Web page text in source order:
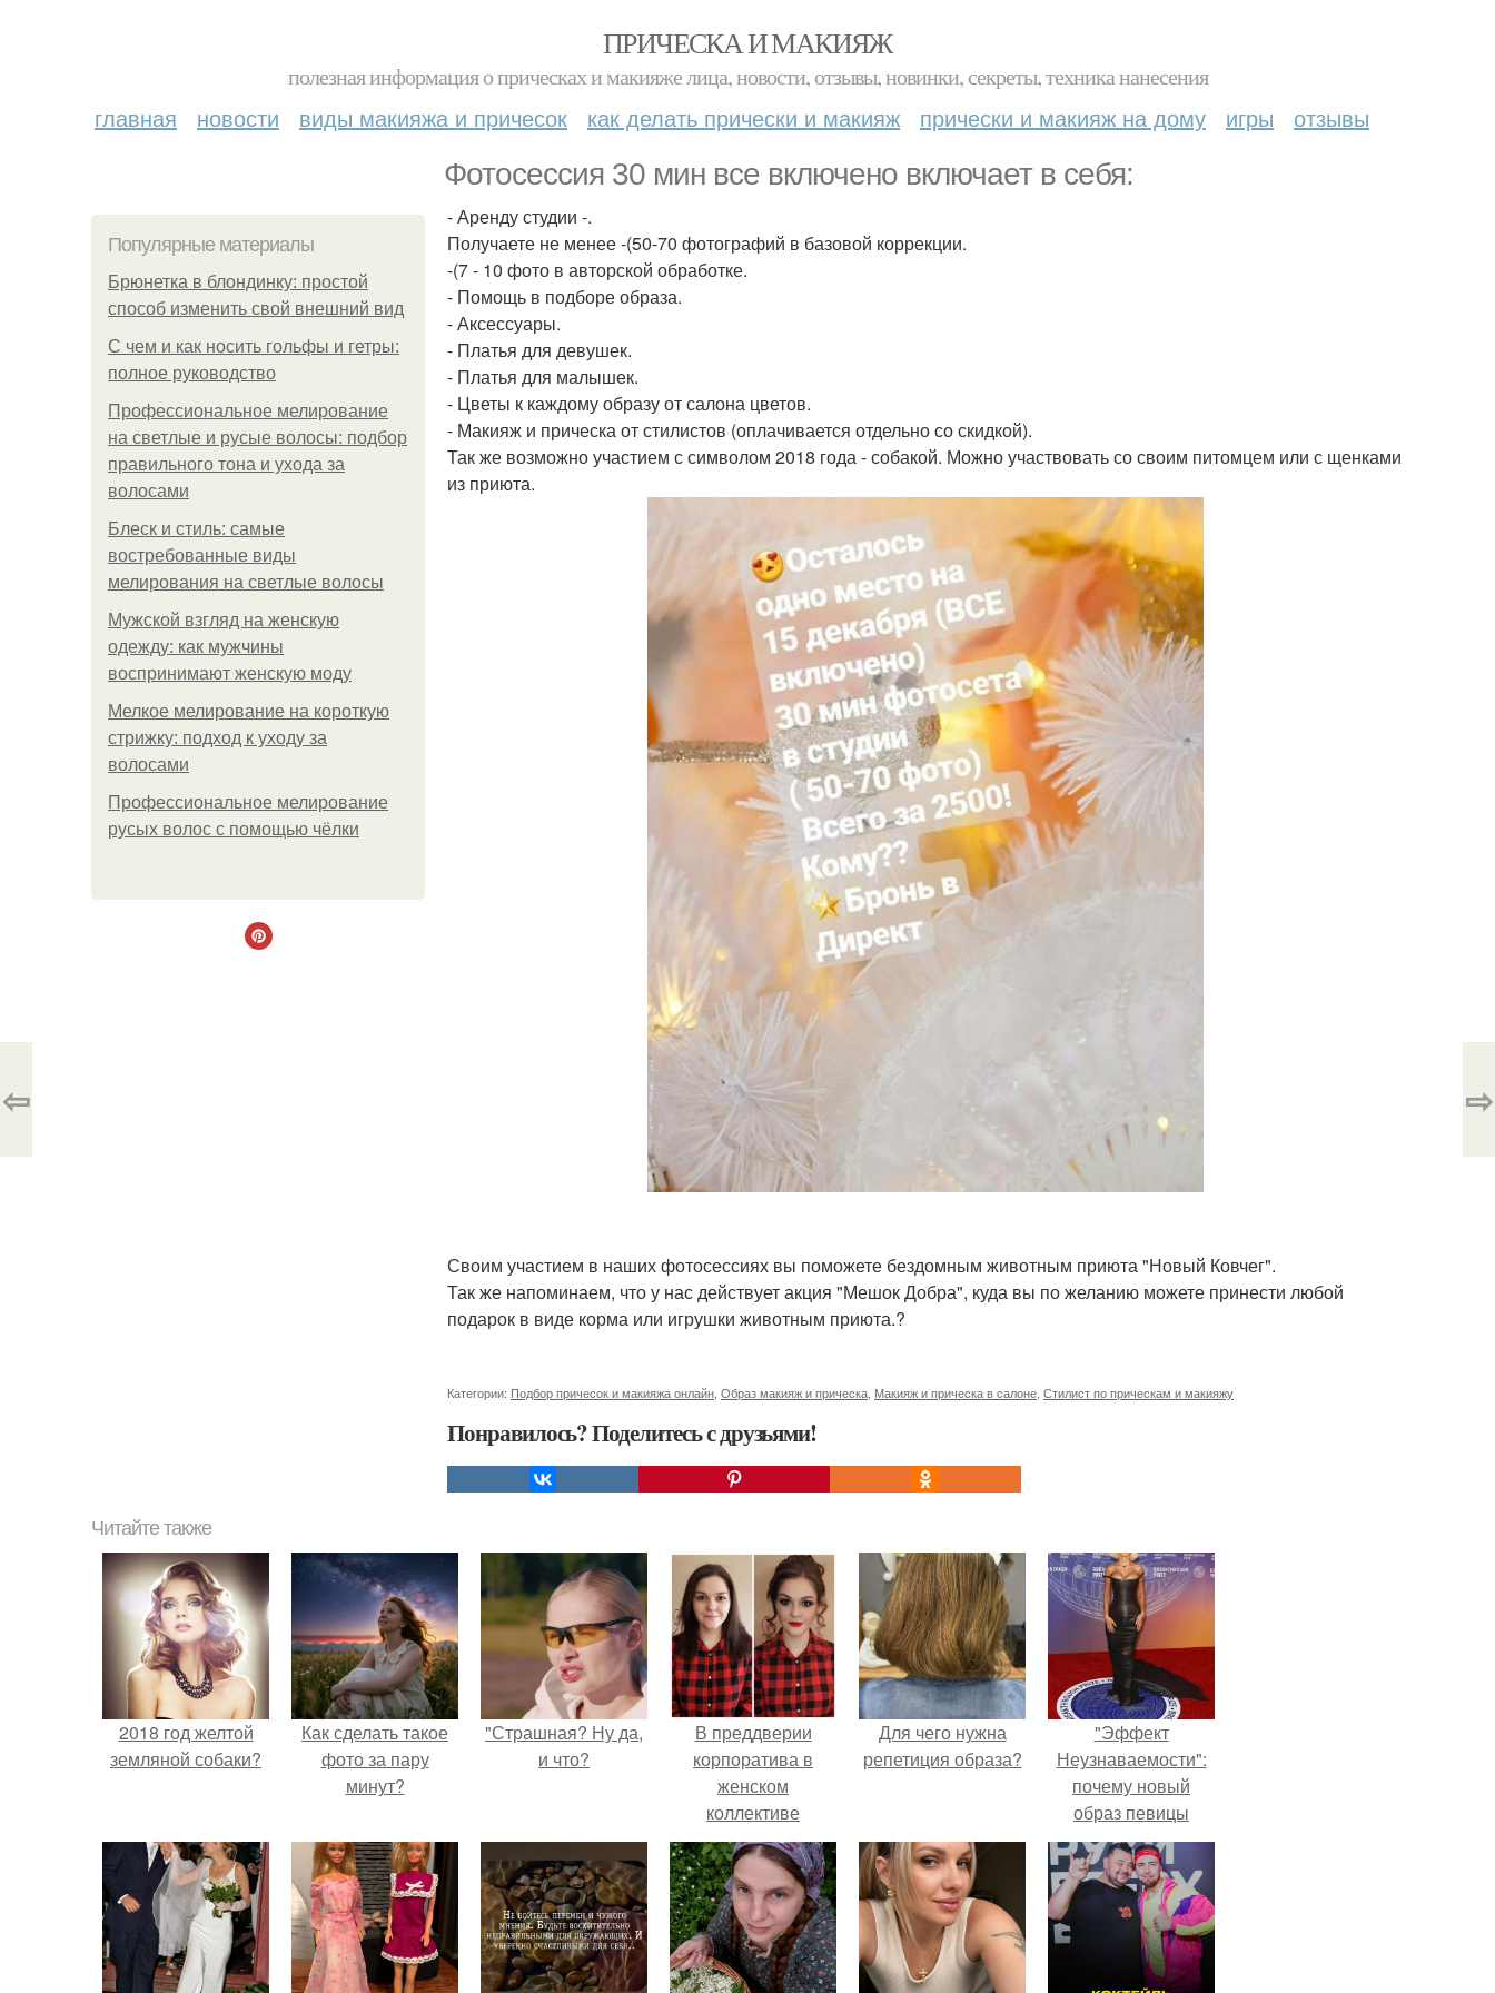
ПРИЧЕСКА И МАКИЯЖ
полезная информация о прическах и макияже лица, новости, отзывы, новинки, секреты, техника нанесения
главная новости виды макияжа и причесок как делать прически и макияж прически и макияж на дому игры отзывы
Фотосессия 30 мин все включено включает в себя:
Популярные материалы
Брюнетка в блондинку: простой
способ изменить свой внешний вид
С чем и как носить гольфы и гетры:
полное руководство
Профессиональное мелирование
на светлые и русые волосы: подбор
правильного тона и ухода за
волосами
Блеск и стиль: самые
востребованные виды
мелирования на светлые волосы
Мужской взгляд на женскую
одежду: как мужчины
воспринимают женскую моду
Мелкое мелирование на короткую
стрижку: подход к уходу за
волосами
Профессиональное мелирование
русых волос с помощью чёлки
- Аренду студии -.
Получаете не менее -(50-70 фотографий в базовой коррекции.
-(7 - 10 фото в авторской обработке.
- Помощь в подборе образа.
- Аксессуары.
- Платья для девушек.
- Платья для малышек.
- Цветы к каждому образу от салона цветов.
- Макияж и прическа от стилистов (оплачивается отдельно со скидкой).
Так же возможно участием с символом 2018 года - собакой. Можно участвовать со своим питомцем или с щенками
из приюта.
Своим участием в наших фотосессиях вы поможете бездомным животным приюта "Новый Ковчег".
Так же напоминаем, что у нас действует акция "Мешок Добра", куда вы по желанию можете принести любой
подарок в виде корма или игрушки животным приюта.?
Категории: Подбор причесок и макияжа онлайн Образ макияж и прическа Макияж и прическа в салоне Стилист по прическам и макияжу
Понравилось? Поделитесь с друзьями!
⇦ ⇨
Читайте также
2018 год желтой
земляной собаки?
Как сделать такое
фото за пару
минут?
"Страшная? Ну да,
и что?
В преддверии
корпоратива в
женском
коллективе
красивый макияж и
причёска - это не
роскошь, а суровая
необходимость.
Для чего нужна
репетиция образа?
"Эффект
Неузнаваемости":
почему новый
образ певицы
вызвал споры о
гранях
возможного?